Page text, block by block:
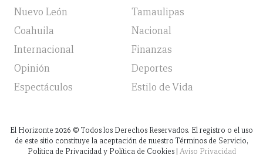
Nuevo León
Tamaulipas
Coahuila
Nacional
Internacional
Finanzas
Opinión
Deportes
Espectáculos
Estilo de Vida
El Horizonte 2026 © Todos los Derechos Reservados. El registro o el uso
de este sitio constituye la aceptación de nuestro Términos de Servicio,
Política de Privacidad y Política de Cookies | Aviso Privacidad